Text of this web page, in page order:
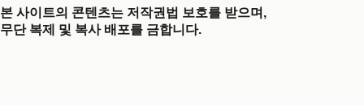
본 사이트의 콘텐츠는 저작권법 보호를 받으며,
무단 복제 및 복사 배포를 금합니다.